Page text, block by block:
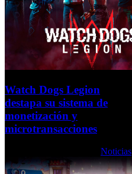
Watch Dogs Legion
destapa su sistema de
monetización y
microtransacciones
Noticias